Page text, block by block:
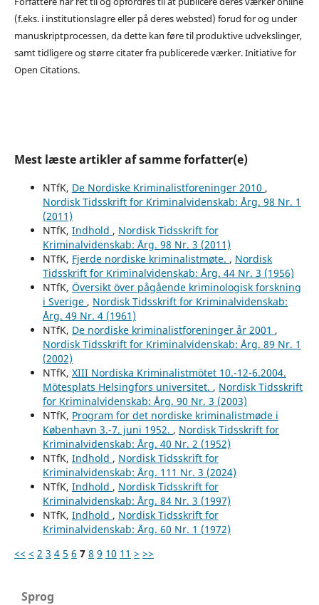
(f.eks. i institutionslagre eller på deres websted) forud for og under
manuskriptprocessen, da dette kan føre til produktive udvekslinger,
samt tidligere og større citater fra publicerede værker. Initiative for
Open Citations.
Mest læste artikler af samme forfatter(e)
NTfK, De Nordiske Kriminalistforeninger 2010 ,
Nordisk Tidsskrift for Kriminalvidenskab: Årg. 98 Nr. 1
(2011)
NTfK, Indhold , Nordisk Tidsskrift for
Kriminalvidenskab: Årg. 98 Nr. 3 (2011)
NTfK, Fjerde nordiske kriminalistmøte. , Nordisk
Tidsskrift for Kriminalvidenskab: Årg. 44 Nr. 3 (1956)
NTfK, Översikt över pågående kriminologisk forskning
i Sverige , Nordisk Tidsskrift for Kriminalvidenskab:
Årg. 49 Nr. 4 (1961)
NTfK, De nordiske kriminalistforeninger år 2001 ,
Nordisk Tidsskrift for Kriminalvidenskab: Årg. 89 Nr. 1
(2002)
NTfK, XIII Nordiska Kriminalistmötet 10.-12-6.2004.
Mötesplats Helsingfors universitet. , Nordisk Tidsskrift
for Kriminalvidenskab: Årg. 90 Nr. 3 (2003)
NTfK, Program for det nordiske kriminalistmøde i
København 3.-7. juni 1952. , Nordisk Tidsskrift for
Kriminalvidenskab: Årg. 40 Nr. 2 (1952)
NTfK, Indhold , Nordisk Tidsskrift for
Kriminalvidenskab: Årg. 111 Nr. 3 (2024)
NTfK, Indhold , Nordisk Tidsskrift for
Kriminalvidenskab: Årg. 84 Nr. 3 (1997)
NTfK, Indhold , Nordisk Tidsskrift for
Kriminalvidenskab: Årg. 60 Nr. 1 (1972)
<< < 2 3 4 5 6 7 8 9 10 11 > >>
Sprog